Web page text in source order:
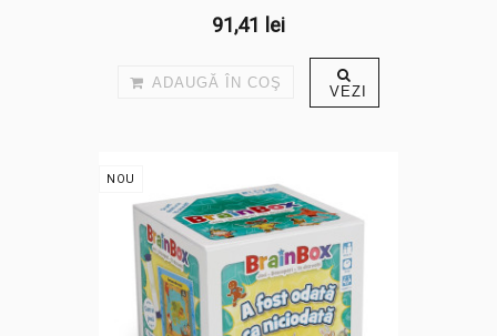
91,41 lei
ADAUGĂ ÎN COŞ VEZI
NOU